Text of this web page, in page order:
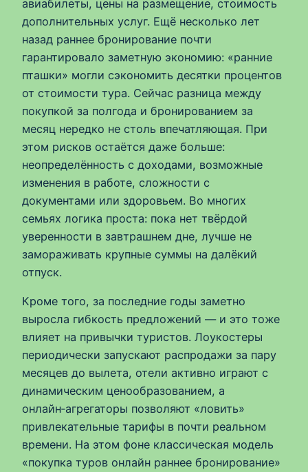
авиабилеты, цены на размещение, стоимость
дополнительных услуг. Ещё несколько лет
назад раннее бронирование почти
гарантировало заметную экономию: «ранние
пташки» могли сэкономить десятки процентов
от стоимости тура. Сейчас разница между
покупкой за полгода и бронированием за
месяц нередко не столь впечатляющая. При
этом рисков остаётся даже больше:
неопределённость с доходами, возможные
изменения в работе, сложности с
документами или здоровьем. Во многих
семьях логика проста: пока нет твёрдой
уверенности в завтрашнем дне, лучше не
замораживать крупные суммы на далёкий
отпуск.
Кроме того, за последние годы заметно
выросла гибкость предложений — и это тоже
влияет на привычки туристов. Лоукостеры
периодически запускают распродажи за пару
месяцев до вылета, отели активно играют с
динамическим ценообразованием, а
онлайн‑агрегаторы позволяют «ловить»
привлекательные тарифы в почти реальном
времени. На этом фоне классическая модель
«покупка туров онлайн раннее бронирование»